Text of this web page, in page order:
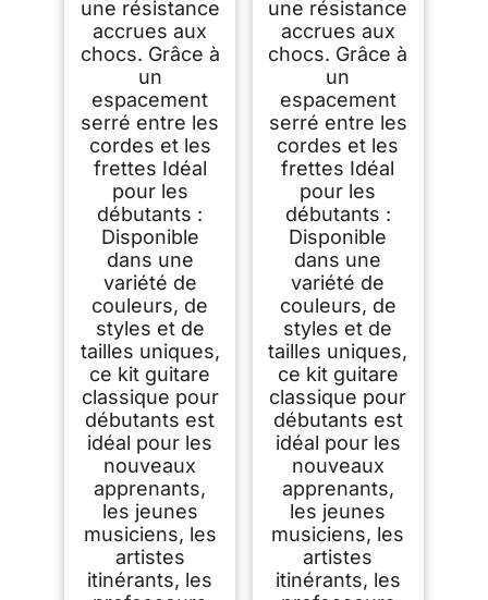
une résistance
accrues aux
chocs. Grâce à
un
espacement
serré entre les
cordes et les
frettes Idéal
pour les
débutants :
Disponible
dans une
variété de
couleurs, de
styles et de
tailles uniques,
ce kit guitare
classique pour
débutants est
idéal pour les
nouveaux
apprenants,
les jeunes
musiciens, les
artistes
itinérants, les
une résistance
accrues aux
chocs. Grâce à
un
espacement
serré entre les
cordes et les
frettes Idéal
pour les
débutants :
Disponible
dans une
variété de
couleurs, de
styles et de
tailles uniques,
ce kit guitare
classique pour
débutants est
idéal pour les
nouveaux
apprenants,
les jeunes
musiciens, les
artistes
itinérants, les